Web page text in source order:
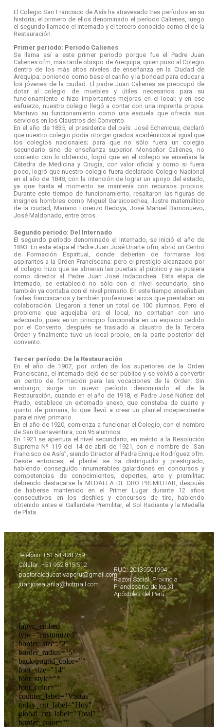
El Colegio San Francisco de Asís ha atravesado tres períodos en su
historia; el primero de ellos denominado el período Calienes, luego
el segundo llamado el Internado y el tercero conocido como el de la
Restauración.
Primer período: Periodo Calienes
Se llama así a este primer periodo porque fue el Padre Juan
Calienes ofm, más tarde obispo de Arequipa, quien puso al Colegio
dentro de los más altos niveles de enseñanza en la Ciudad de
Arequipa; poniendo como base el cariño y la bondad para educar a
los jóvenes de la ciudad. El padre Juan Calienes se preocupó de
dotar al colegio de muebles y útiles necesarios para su
funcionamiento e hizo importantes mejoras en el local; y en ese
esfuerzo, nuestro colegio llegó a contar con una imprenta propia.
Mantuvo su funcionamiento como una escuela que ofrecía sus
servicios en los Claustros del Convento.
En el año de 1835, el presidente del país: José Echenique, declaró
que nuestro colegio podía otorgar grados académicos al igual que
los colegios nacionales; para que no sólo fuera un colegio
secundario sino de enseñanza superior. Monseñor Calienes, no
contento con lo obtenido, logró que en el colegio se enseñara la
Cátedra de Medicina y Cirugía, con valor oficial y como si fuera
poco, logró que nuestro colegio fuera declarado Colegio Nacional
en al año de 1848, con la intención de lograr un apoyo del estado,
ya que hasta el momento se mantenía con recursos propios.
Durante este tiempo de funcionamiento, resaltaron las figuras de
insignes hombres como Miguel Garaicoechea, ilustre matemático
de la ciudad; Mariano Lorenzo Bedoya; José Manuel Barrionuevo;
José Maldonado, entre otros.
Segundo período: Del Internado
El segundo período denominado el Internado, se inició el año de
1893. En esta etapa el Padre Juan José Uriarte ofm, abrió un Centro
de Formación Espiritual, donde deberían de formarse los
aspirantes a la Orden Franciscana; pero el prestigio alcanzado por
el colegio hizo que se abrieran las puertas al público y se pusiera
como director al Padre Juan José Indacochea. Esta etapa de
Internado, se estableció no sólo con el nivel secundario, sino
también ya contaba con el nivel primario. En este tiempo enseñaban
frailes franciscanos y también profesores laicos que prestaban su
colaboración. Llegaron a tener un total de 100 alumnos. Pero el
problema que aquejaba era el local, no contaban con uno
adecuado, pues en un principio funcionaba en un espacio cedido
por el Convento, después se trasladó al claustro de la Tercera
Orden y finalmente tuvo un local propio, en la parte posterior del
convento.
Tercer período: De la Restauración
En el año de 1907, por orden de los superiores de la Orden
Franciscana, el internado dejó de ser público y se volvió a convertir
en centro de formación para las vocaciones de la Orden. Sin
embargo, surge un nuevo período denominado el de la
Restauración, cuando en el año de 1918, el Padre José Núñez del
Prado, establece un externado anexo, que constaba de cuarto y
quinto de primaria, lo que llevó a crear un plantel independiente
para el nivel primario.
En el año de 1920, comienza a funcionar el Colegio, con el nombre
de San Buenaventura, con 95 alumnos.
En 1921 se apertura el nivel secundario, en mérito a la Resolución
Suprema Nº 119 del 14 de abril de 1921, con el nombre de “San
Francisco de Asís”, siendo Director el Padre Enrique Rodríguez ofm.
Desde entonces, el plantel se ha distinguido y prestigiado,
habiendo conseguido innumerables galardones en concursos y
competencias de conocimientos, deportes, arte y premilitar;
debiendo destacarse la MEDALLA DE ORO PREMILITAR, después
de haberse mantenido en el Primer Lugar durante 12 años
consecutivos en los desfiles y concursos de tiro, habiendo
obtenido antes el Gallardete Premilitar, el Sol Radiante y la Medalla
de Plata.
Teléfono: +51 54 428 259
Célular: +51 952 815 512
pastoraleducativaperu@gmail.com
juanjosealania@hotmail.com
RUC: 20139501994
Razón Social: Provincia
Franciscana de los XII
Apóstoles del Perú
[apvc_embed
type="customized"
border_size="2"
border_radius="5"
background_color=""
font_size="14"
font_style=""
font_color=""
counter_label="Visitas"
today_cnt_label="Hoy"
global_cnt_label="Total"
border_color=""